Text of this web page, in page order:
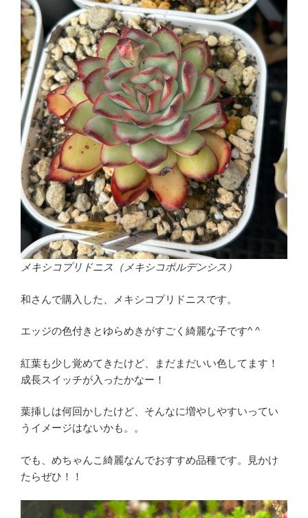
メキシコプリドニス（メキシコポルデンシス）
和さんで購入した、メキシコプリドニスです。
エッジの色付きとゆらめきがすごく綺麗な子です^ ^
紅葉も少し覚めてきたけど、まだまだいい色してます！
成長スイッチが入ったかなー！
葉挿しは何回かしたけど、そんなに増やしやすいってい
うイメージはないかも。。
でも、めちゃんこ綺麗なんでおすすめ品種です。見かけ
たらぜひ！！